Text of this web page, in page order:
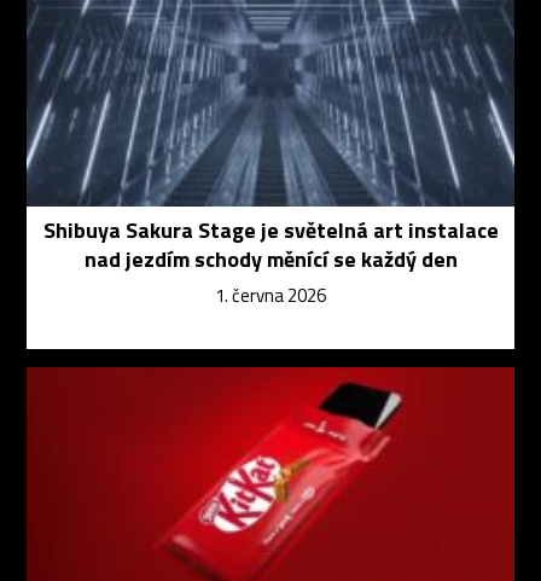
Shibuya Sakura Stage je světelná art instalace
nad jezdím schody měnící se každý den
1. června 2026